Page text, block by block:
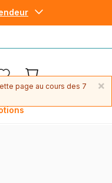
×
page au cours des 7